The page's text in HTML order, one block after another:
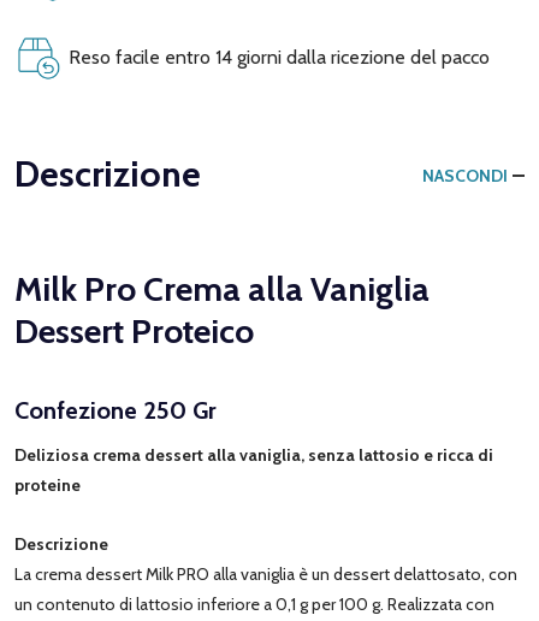
Reso facile entro 14 giorni dalla ricezione del pacco
Descrizione NASCONDI
Milk Pro Crema alla Vaniglia
Dessert Proteico
Confezione 250 Gr
Deliziosa crema dessert alla vaniglia, senza lattosio e ricca di
proteine
Descrizione
La crema dessert Milk PRO alla vaniglia è un dessert delattosato, con
un contenuto di lattosio inferiore a 0,1 g per 100 g. Realizzata con